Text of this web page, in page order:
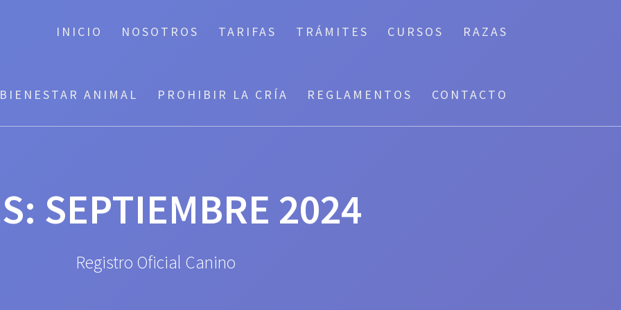
INICIO NOSOTROS TARIFAS TRÁMITES CURSOS RAZAS
BIENESTAR ANIMAL PROHIBIR LA CRÍA REGLAMENTOS CONTACTO
SEPTIEMBRE 2024
Registro Oficial Canino